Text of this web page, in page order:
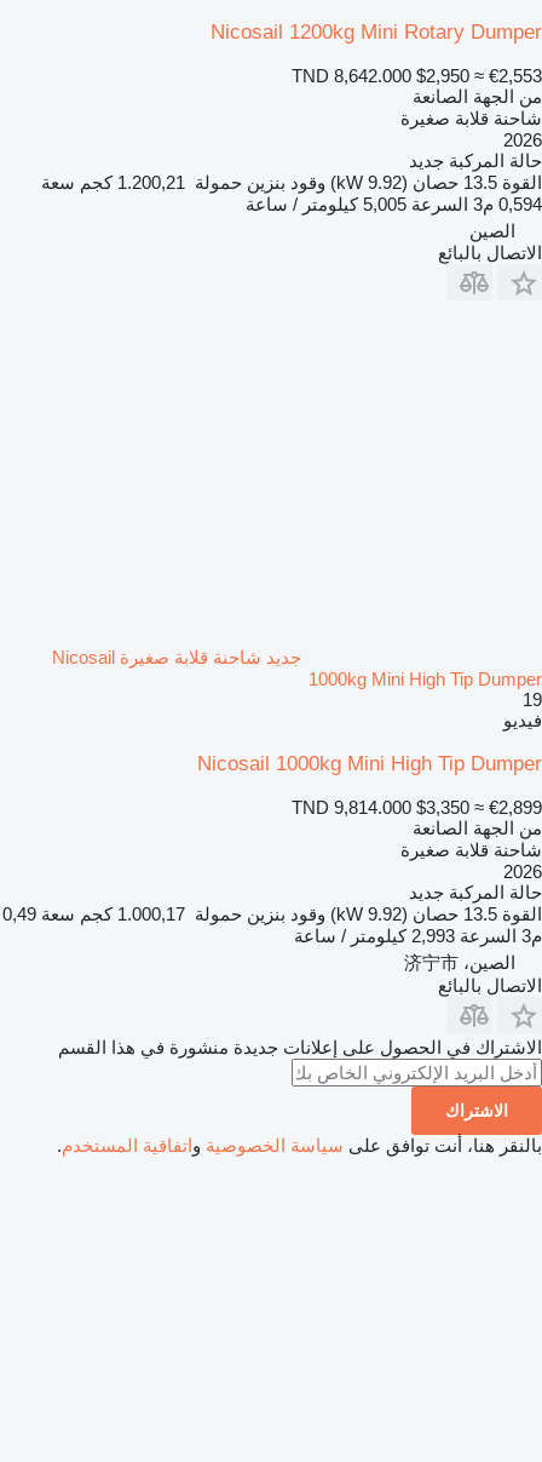
Nicosail 1200kg Mini Rotary Dumper
TND 8,642.000 $2,950 ≈ €2,553
من الجهة الصانعة
شاحنة قلابة صغيرة
2026
حالة المركبة جديد
القوة 13.5 حصان (9.92 kW) وقود بنزين حمولة 1.200,21 كجم
سعة
0,594 م3
السرعة 5,005 كيلومتر / ساعة
الصين
الاتصال بالبائع
جديد شاحنة قلابة صغيرة Nicosail
1000kg Mini High Tip Dumper
19
فيديو
Nicosail 1000kg Mini High Tip Dumper
TND 9,814.000 $3,350 ≈ €2,899
من الجهة الصانعة
شاحنة قلابة صغيرة
2026
حالة المركبة جديد
القوة 13.5 حصان (9.92 kW) وقود بنزين حمولة 1.000,17 كجم سعة 0,49
م3
السرعة 2,993 كيلومتر / ساعة
الصين، 济宁市
الاتصال بالبائع
الاشتراك في الحصول على إعلانات جديدة منشورة في هذا القسم
الاشتراك
بالنقر هنا، أنت توافق على سياسة الخصوصية واتفاقية المستخدم.